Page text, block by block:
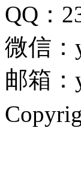
QQ：
微信：
邮箱：